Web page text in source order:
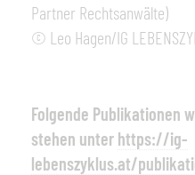
Partner Rechtsanwälte)
© Leo Hagen/IG
Folgende Publikationen
stehen unter https://ig-
lebenszyklus.at/